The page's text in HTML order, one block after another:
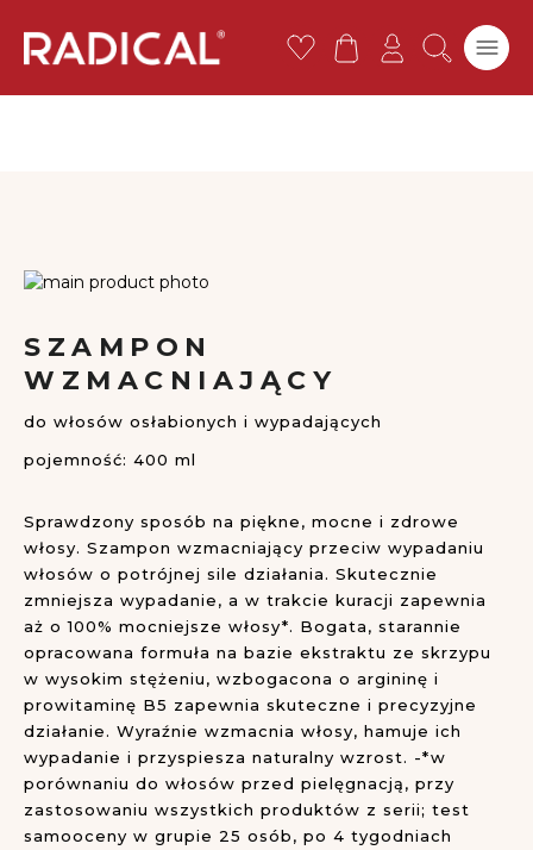
Darmowa standardowa dostawa w POLSCE dla zamówień o
wartości powyżej 119 zł
Przejdź
Szampony
SZAMPON
WZMACNIAJĄCY
do włosów osłabionych i wypadających
pojemność: 400 ml
Sprawdzony sposób na piękne, mocne i zdrowe
włosy. Szampon wzmacniający przeciw wypadaniu
włosów o potrójnej sile działania. Skutecznie
zmniejsza wypadanie, a w trakcie kuracji zapewnia
aż o 100% mocniejsze włosy*. Bogata, starannie
opracowana formuła na bazie ekstraktu ze skrzypu
w wysokim stężeniu, wzbogacona o argininę i
prowitaminę B5 zapewnia skuteczne i precyzyjne
działanie. Wyraźnie wzmacnia włosy, hamuje ich
wypadanie i przyspiesza naturalny wzrost. -*w
porównaniu do włosów przed pielęgnacją, przy
zastosowaniu wszystkich produktów z serii; test
samooceny w grupie 25 osób, po 4 tygodniach
Przejdź
galerii
początek
galerii